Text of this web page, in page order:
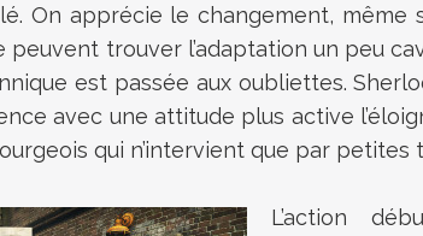
On apprécie le changement, même
trouver l’adaptation un peu
est passée aux oubliettes.
avec une attitude plus active
qui n’intervient que par petites
L’action